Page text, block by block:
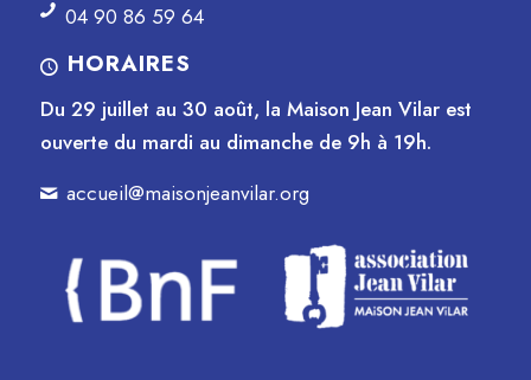
04 90 86 59 64
HORAIRES
Du 29 juillet au 30 août, la Maison Jean Vilar est
ouverte du mardi au dimanche de 9h à 19h.
accueil@maisonjeanvilar.org